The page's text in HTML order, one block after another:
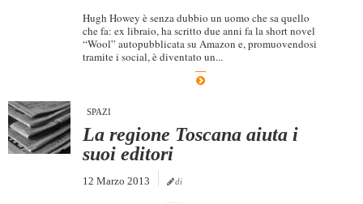
Hugh Howey è senza dubbio un uomo che sa quello
che fa: ex libraio, ha scritto due anni fa la short novel
“Wool” autopubblicata su Amazon e, promuovendosi
tramite i social, è diventato un...
SPAZI
La regione Toscana aiuta i
suoi editori
12 Marzo 2013 di